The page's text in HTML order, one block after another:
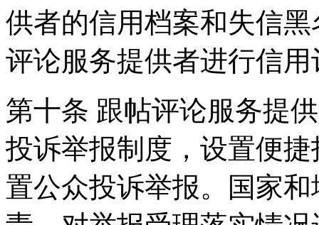
供者的信用档案和失信
评论服务提供者进行信用
第十条 跟帖评论服务提
投诉举报制度，设置便
置公众投诉举报。国家